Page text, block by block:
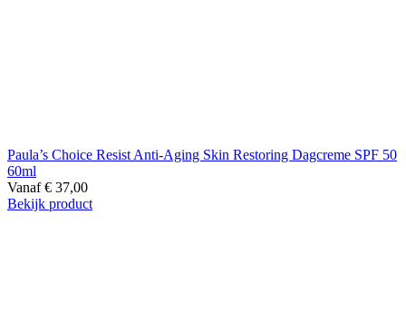
Paula’s Choice Resist Anti-Aging Skin Restoring Dagcreme SPF 50
60ml
Vanaf € 37,00
Bekijk product